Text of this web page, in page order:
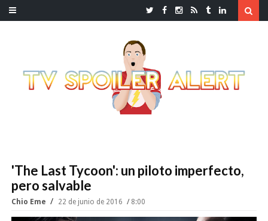
'The Last Tycoon': un piloto imperfecto,
pero salvable
Chio Eme 22 de junio de 2016 8:00